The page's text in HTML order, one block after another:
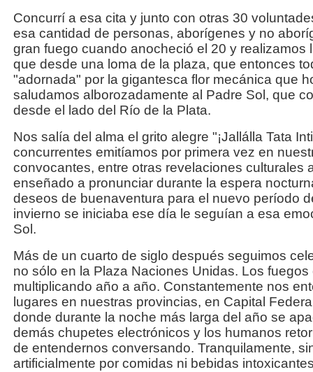
Concurrí a esa cita y junto con otras 30
esa cantidad de personas, aborígenes y no
gran fuego cuando anocheció el 20 y realizamos
que desde una loma de la plaza, que entonces
"adornada" por la gigantesca flor mecánica que
saludamos alborozadamente al Padre Sol, que
desde el lado del Río de la Plata.
Nos salía del alma el grito alegre "¡Jallálla Tata
concurrentes emitíamos por primera vez en
convocantes, entre otras revelaciones culturales
enseñado a pronunciar durante la espera
deseos de buenaventura para el nuevo período
invierno se iniciaba ese día le seguían a esa
Sol.
Más de un cuarto de siglo después seguimos
no sólo en la Plaza Naciones Unidas. Los
multiplicando año a año. Constantemente nos
lugares en nuestras provincias, en Capital
donde durante la noche más larga del año se
demás chupetes electrónicos y los humanos
de entendernos conversando. Tranquilamente,
artificialmente por comidas ni bebidas